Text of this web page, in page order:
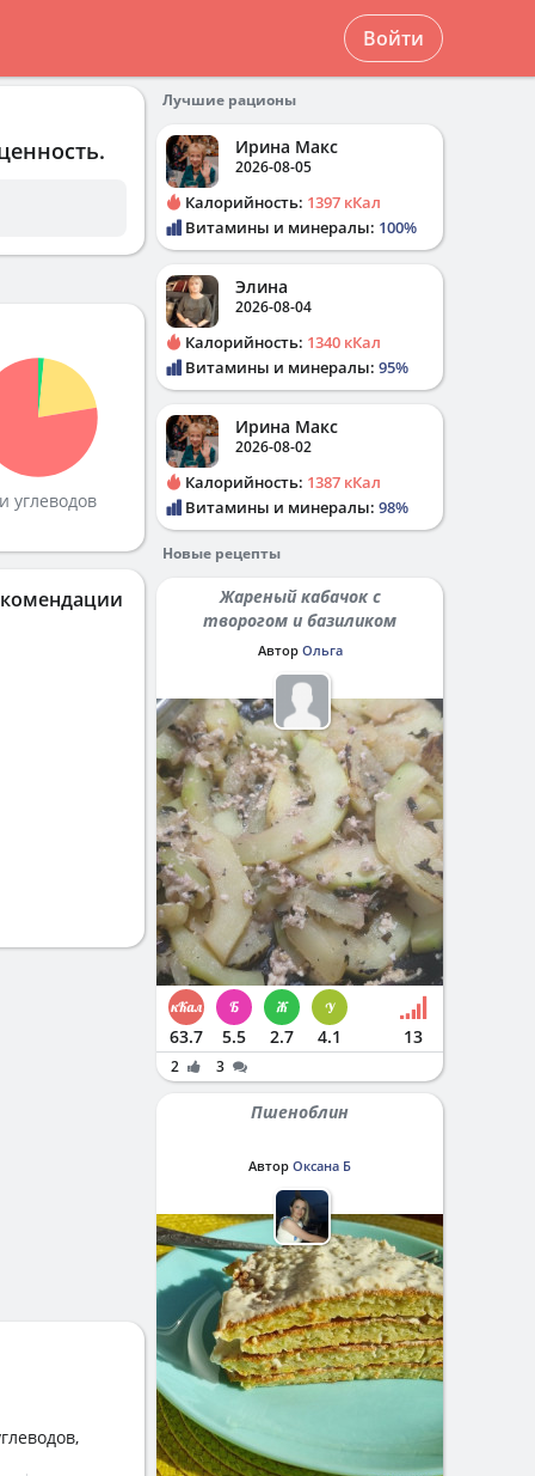
Войти
углеводов
Лучшие рационы
Ирина Макс
2026-08-05
Калорийность: 1397 кКал
Витамины и минералы: 100%
Элина
2026-08-04
Калорийность: 1340 кКал
Витамины и минералы: 95%
Ирина Макс
2026-08-02
Калорийность: 1387 кКал
Витамины и минералы: 98%
Новые рецепты
Жареный кабачок с
творогом и базиликом
Автор Ольга
63.7 5.5 2.7 4.1 13
2 3
Пшеноблин
Автор Оксана Б